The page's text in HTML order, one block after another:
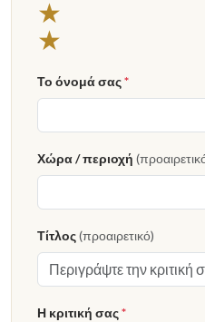
★
★
Το όνομά σας*
Χώρα / περιοχή
Τίτλος(προαιρετικό)
Η κριτική σας*